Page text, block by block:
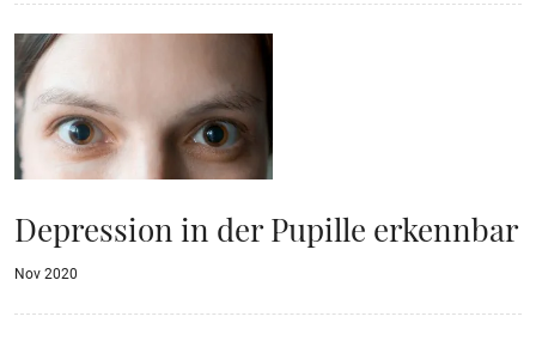
Depression in der Pupille erkennbar
Nov 2020